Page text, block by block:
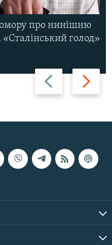
Назад Вперед
про нинішню
«Сталінський голод»